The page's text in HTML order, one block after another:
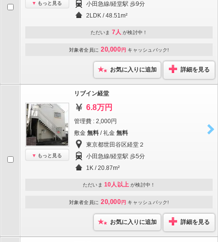
もっと見る
小田急線/経堂駅 歩9分
2LDK / 48.51m²
ただいま 7人 が検討中！
対象者全員に 20,000 円 キャッシュバック!
お気に入りに追加 詳細を見る
もっと見る
リブイン経堂
6.8万円
管理費 : 2,000円
敷金 無料 / 礼金 無料
東京都世田谷区経堂２
小田急線/経堂駅 歩5分
1K / 20.87m²
ただいま 10人以上 が検討中！
対象者全員に 20,000 円 キャッシュバック!
お気に入りに追加 詳細を見る